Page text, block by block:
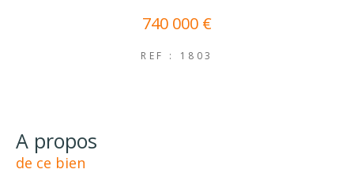
740 000 €
REF : 1803
a propos
de ce bien